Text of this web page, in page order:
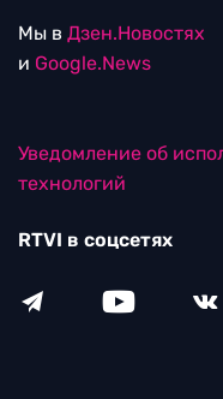
Мы в Дзен.Новостях
и Google.News
Уведомление об
технологий
RTVI в соцсетях